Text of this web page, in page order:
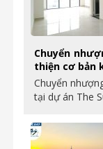
Chuyển
thiện cơ bản
Chuyển
tại dự án The